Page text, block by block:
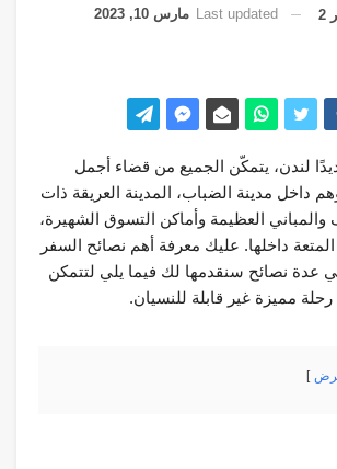
Last updated مارس 10, 2023
لندن، يتمكّن الجميع من قضاء أجمل
داخل مدينة الضباب، المدينة العريقة ذات
العظيمة وأماكن التسوق الشهيرة،
داخلها. عليك معرفة أهم نصائح السفر
عدة نصائح سنقدمها لك فيما يلي لتتمكن
مميزة غير قابلة للنسيان.